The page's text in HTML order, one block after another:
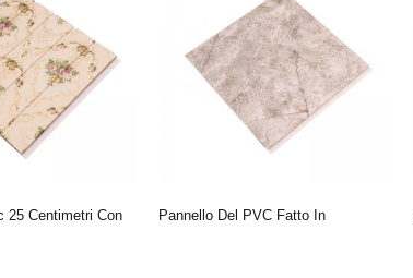
25 Centimetri Con
Pannello Del PVC Fatto In